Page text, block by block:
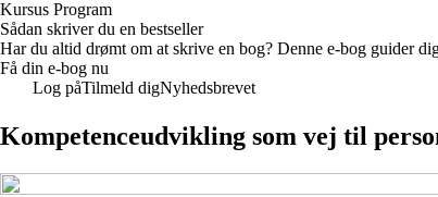
Kursus Program
Sådan skriver du en bestseller
Har du altid drømt om at skrive en bog? Denne e-bog guider
Få din e-bog nu
Log påTilmeld digNyhedsbrevet
Kompetenceudvikling som vej til